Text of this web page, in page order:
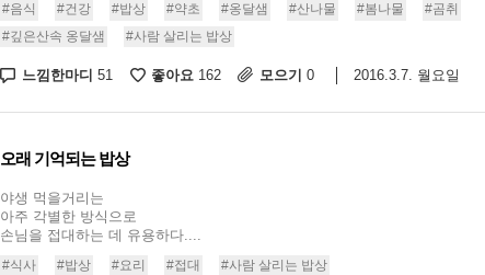
#음식 #건강 #밥상 #약초 #옹달샘 #산나물 #봄나물
#곰취
#깊은산속 옹달샘
#사람 살리는 밥상
느낌한마디 51 좋아요 162 모으기 0 2016.3.7. 월요일
오래 기억되는 밥상
야생 먹을거리는
아주 각별한 방식으로
손님을 접대하는 데 유용하다....
#식사 #밥상 #요리 #접대 #사람 살리는 밥상